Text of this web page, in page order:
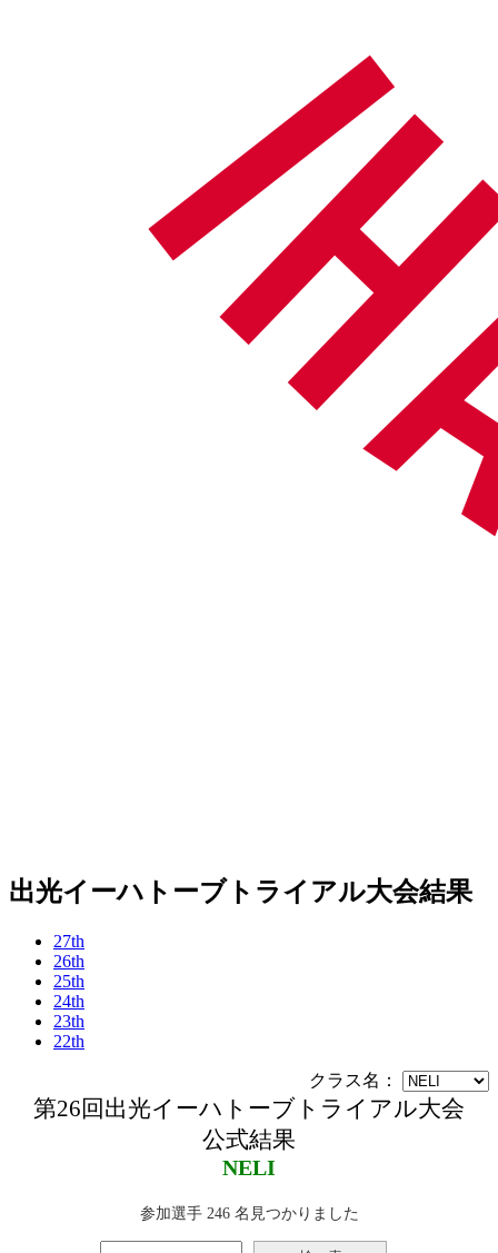
出光イーハトーブトライアル大会結果
27th
26th
25th
24th
23th
22th
第26回出光イーハトーブトライアル大会
公式結果
NELI
参加選手 246 名見つかりました